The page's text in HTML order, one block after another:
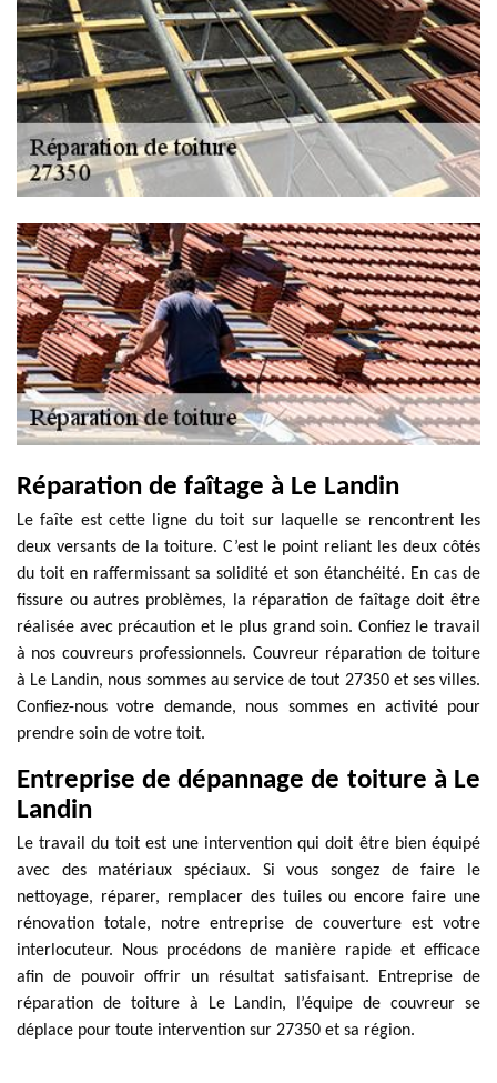
Réparation de faîtage à Le Landin
Le faîte est cette ligne du toit sur laquelle se rencontrent les
deux versants de la toiture. C’est le point reliant les deux côtés
du toit en raffermissant sa solidité et son étanchéité. En cas de
fissure ou autres problèmes, la réparation de faîtage doit être
réalisée avec précaution et le plus grand soin. Confiez le travail
à nos couvreurs professionnels. Couvreur réparation de toiture
à Le Landin, nous sommes au service de tout 27350 et ses villes.
Confiez-nous votre demande, nous sommes en activité pour
prendre soin de votre toit.
Entreprise de dépannage de toiture à Le
Landin
Le travail du toit est une intervention qui doit être bien équipé
avec des matériaux spéciaux. Si vous songez de faire le
nettoyage, réparer, remplacer des tuiles ou encore faire une
rénovation totale, notre entreprise de couverture est votre
interlocuteur. Nous procédons de manière rapide et efficace
afin de pouvoir offrir un résultat satisfaisant. Entreprise de
réparation de toiture à Le Landin, l’équipe de couvreur se
déplace pour toute intervention sur 27350 et sa région.